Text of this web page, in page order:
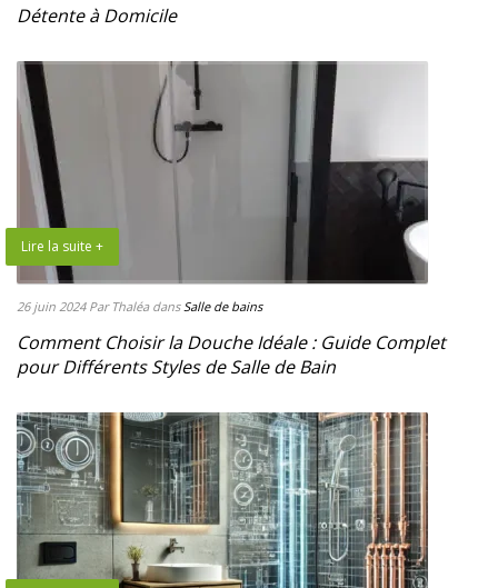
Détente à Domicile
Lire la suite +
26 juin 2024 Par Thaléa dansSalle de bains
Comment Choisir la Douche Idéale : Guide Complet
pour Différents Styles de Salle de Bain